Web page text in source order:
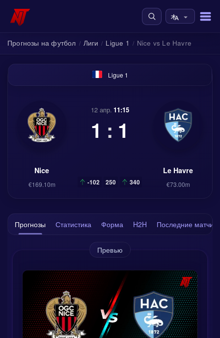
Прогнозы на футбол / Лиги / Ligue 1 / Nice vs Le Havre
Ligue 1
Nice
€169.10m
12 апр. 11:15
1 : 1
-102 250 340
Le Havre
€73.00m
Прогнозы Статистика Форма H2H Последние матчи
Превью